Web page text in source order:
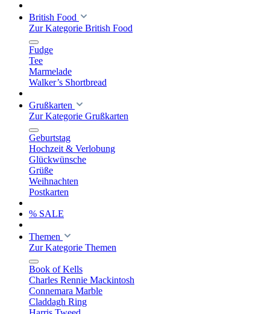
British Food
Zur Kategorie British Food
Fudge
Tee
Marmelade
Walker’s Shortbread
Grußkarten
Zur Kategorie Grußkarten
Geburtstag
Hochzeit & Verlobung
Glückwünsche
Grüße
Weihnachten
Postkarten
% SALE
Themen
Zur Kategorie Themen
Book of Kells
Charles Rennie Mackintosh
Connemara Marble
Claddagh Ring